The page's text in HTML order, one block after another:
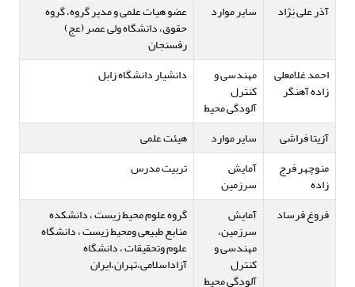
آذر علی نِژاد
سایر موارد عضو هیات علمی و مدیر گروه، گروه
حقوق، دانشگاه ولی عصر (عج)
رفسنجان
احمد غلامعلی
زاده آهنگر
مهندسی و
کنترل
آلودگی محیط
دانشیار دانشگاه زابل
آزیتا فراشی سایر موارد
هیئت علمی
منوچهر فرج
زاده
آمایش
سرزمین
تربیت مدرس
فروغ فرساد آمایش
سرزمین،
مهندسی و
کنترل
آلودگی محیط
گروه علوم محیط زیست ، دانشکده
منابع طبیعی ومحیط زیست ، دانشگاه
علوم وتحقیقات ، دانشگاه
آزاداسلامی،تهران،ایران